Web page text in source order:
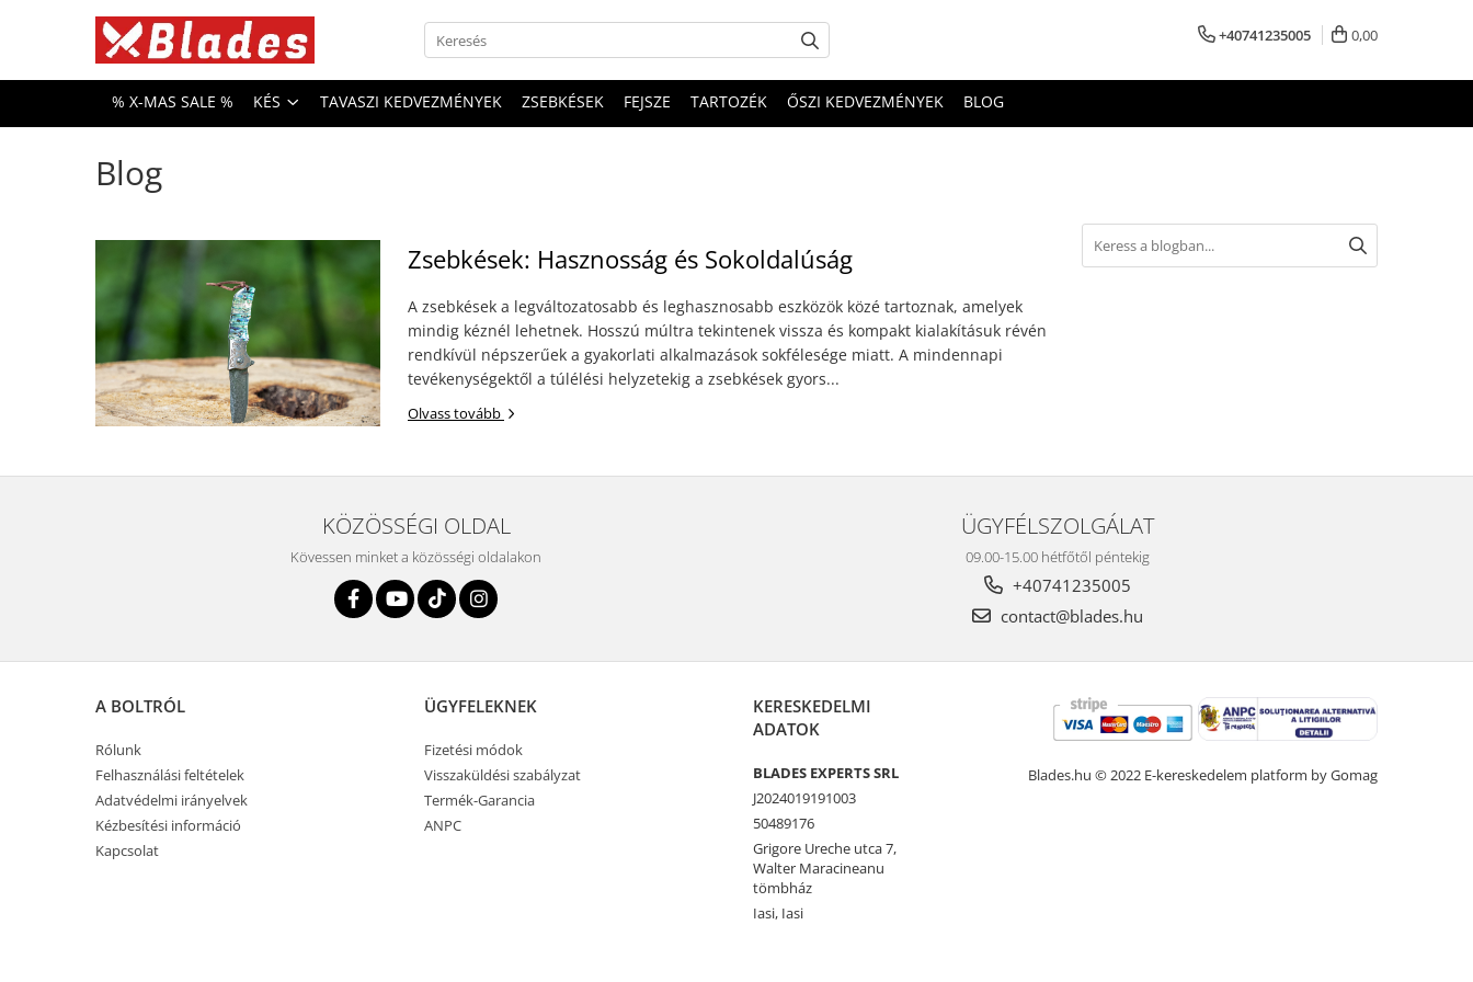
Japán kések
+40741235005 0,00
% X-MAS SALE % KÉS TAVASZI KEDVEZMÉNYEK ZSEBKÉSEK FEJSZE TARTOZÉK ŐSZI KEDVEZMÉNYEK BLOG
Blog
Zsebkések: Hasznosság és Sokoldalúság
A zsebkések a legváltozatosabb és leghasznosabb eszközök közé tartoznak, amelyek
mindig kéznél lehetnek. Hosszú múltra tekintenek vissza és kompakt kialakításuk révén
rendkívül népszerűek a gyakorlati alkalmazások sokfélesége miatt. A mindennapi
tevékenységektől a túlélési helyzetekig a zsebkések gyors...
Olvass tovább
KÖZÖSSÉGI OLDAL
Kövessen minket a közösségi oldalakon
ÜGYFÉLSZOLGÁLAT
09.00-15.00 hétfőtől péntekig
+40741235005
contact@blades.hu
A BOLTRÓL
Rólunk
Felhasználási feltételek
Adatvédelmi irányelvek
Kézbesítési információ
Kapcsolat
ÜGYFELEKNEK
Fizetési módok
Visszaküldési szabályzat
Termék-Garancia
ANPC
KERESKEDELMI
ADATOK
BLADES EXPERTS SRL
J2024019191003
50489176
Grigore Ureche utca 7,
Walter Maracineanu
tömbház
Iasi, Iasi
Blades.hu © 2022 E-kereskedelem platform by Gomag